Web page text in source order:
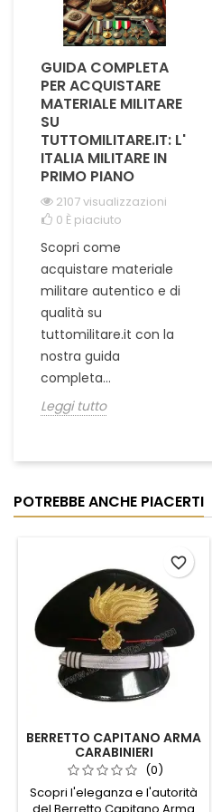
GUIDA COMPLETA
PER ACQUISTARE
MATERIALE MILITARE
SU
TUTTOMILITARE.IT: L'
ITALIA MILITARE IN
PRIMO PIANO
2107 visualizzazioni
0 È piaciuto
Scopri come
acquistare materiale
militare autentico e di
qualità su
tuttomilitare.it con la
nostra guida
completa...
Leggi tutto
POTREBBE ANCHE PIACERTI
BERRETTO CAPITANO ARMA
CARABINIERI
(0)
Scopri l'eleganza e l'autorità
favorite_border